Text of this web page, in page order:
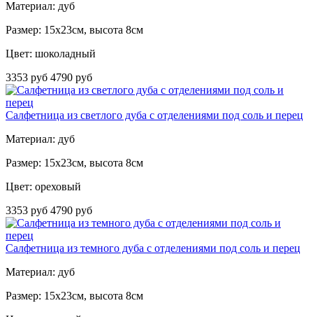
Материал: дуб
Размер: 15х23см, высота 8см
Цвет: шоколадный
3353 руб 4790 руб
Салфетница из светлого дуба с отделениями под соль и перец
Материал: дуб
Размер: 15х23см, высота 8см
Цвет: ореховый
3353 руб 4790 руб
Салфетница из темного дуба с отделениями под соль и перец
Материал: дуб
Размер: 15х23см, высота 8см